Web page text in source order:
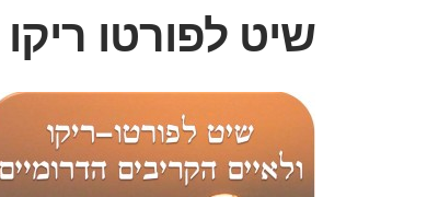
שיט לפורטו ריקו